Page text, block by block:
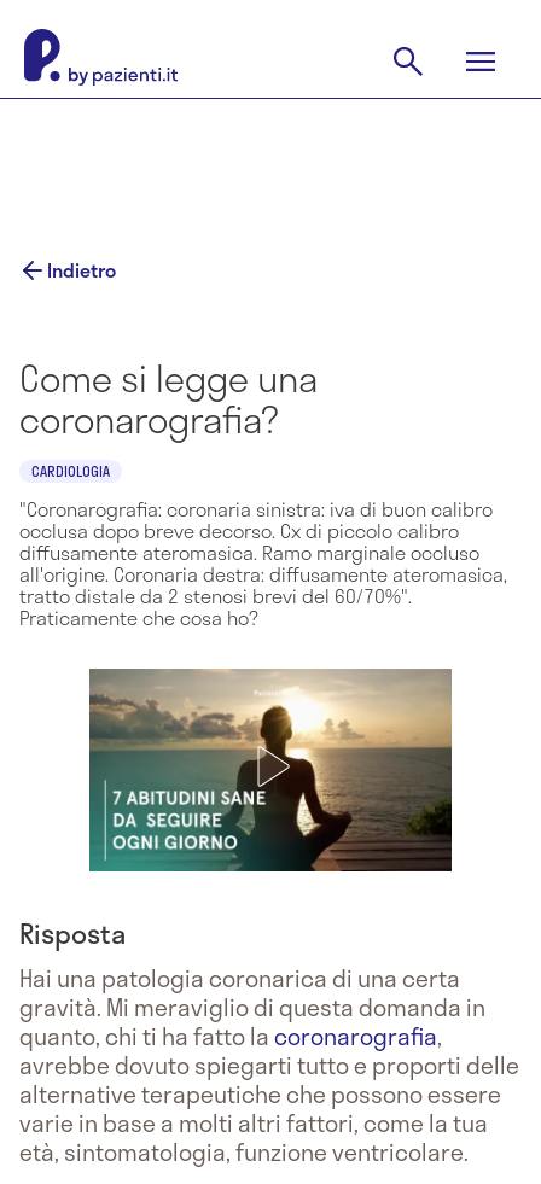
Indietro
Come si legge una
coronarografia?
CARDIOLOGIA
"Coronarografia: coronaria sinistra: iva di buon calibro
occlusa dopo breve decorso. Cx di piccolo calibro
diffusamente ateromasica. Ramo marginale occluso
all'origine. Coronaria destra: diffusamente ateromasica,
tratto distale da 2 stenosi brevi del 60/70%".
Praticamente che cosa ho?
Risposta
Hai una patologia coronarica di una certa
gravità. Mi meraviglio di questa domanda in
quanto, chi ti ha fatto lacoronarografia,
avrebbe dovuto spiegarti tutto e proporti delle
alternative terapeutiche che possono essere
varie in base a molti altri fattori, come la tua
età, sintomatologia, funzione ventricolare.